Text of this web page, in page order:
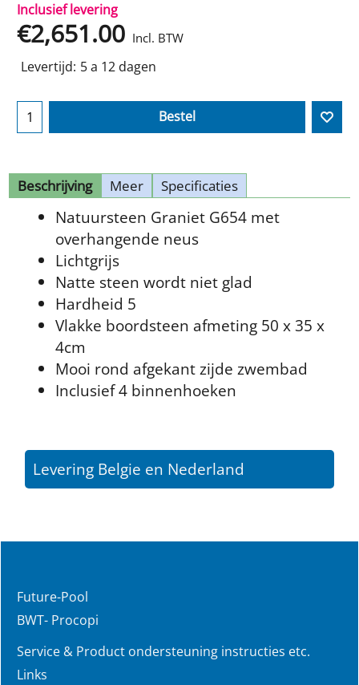
Inclusief levering
€2,651.00 Incl. BTW
Levertijd: 5 a 12 dagen
Bestel
Beschrijving Meer Specificaties
Natuursteen Graniet G654 met
overhangende neus
Lichtgrijs
Natte steen wordt niet glad
Hardheid 5
Vlakke boordsteen afmeting 50 x 35 x
4cm
Mooi rond afgekant zijde zwembad
Inclusief 4 binnenhoeken
Levering Belgie en Nederland
Future-Pool
BWT- Procopi
Service & Product ondersteuning instructies etc.
Links